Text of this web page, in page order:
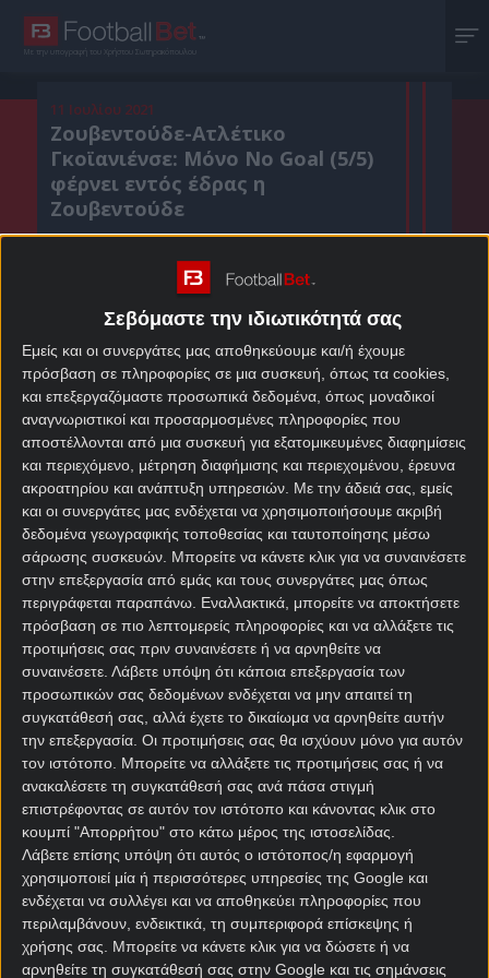
Σεβόμαστε την ιδιωτικότητά σας
Εμείς και οι συνεργάτες μας αποθηκεύουμε και/ή έχουμε
πρόσβαση σε πληροφορίες σε μια συσκευή, όπως τα cookies,
και επεξεργαζόμαστε προσωπικά δεδομένα, όπως μοναδικοί
αναγνωριστικοί και προσαρμοσμένες πληροφορίες που
αποστέλλονται από μια συσκευή για εξατομικευμένες διαφημίσεις
και περιεχόμενο, μέτρηση διαφήμισης και περιεχομένου, έρευνα
ακροατηρίου και ανάπτυξη υπηρεσιών. Με την άδειά σας, εμείς
και οι συνεργάτες μας ενδέχεται να χρησιμοποιήσουμε ακριβή
δεδομένα γεωγραφικής τοποθεσίας και ταυτοποίησης μέσω
σάρωσης συσκευών. Μπορείτε να κάνετε κλικ για να συναινέσετε
στην επεξεργασία από εμάς και τους συνεργάτες μας όπως
περιγράφεται παραπάνω. Εναλλακτικά, μπορείτε να αποκτήσετε
πρόσβαση σε πιο λεπτομερείς πληροφορίες και να αλλάξετε τις
προτιμήσεις σας πριν συναινέσετε ή να αρνηθείτε να
συναινέσετε. Λάβετε υπόψη ότι κάποια επεξεργασία των
προσωπικών σας δεδομένων ενδέχεται να μην απαιτεί τη
συγκατάθεσή σας, αλλά έχετε το δικαίωμα να αρνηθείτε αυτήν
την επεξεργασία. Οι προτιμήσεις σας θα ισχύουν μόνο για αυτόν
τον ιστότοπο. Μπορείτε να αλλάξετε τις προτιμήσεις σας ή να
ανακαλέσετε τη συγκατάθεσή σας ανά πάσα στιγμή
επιστρέφοντας σε αυτόν τον ιστότοπο και κάνοντας κλικ στο
κουμπί "Απορρήτου" στο κάτω μέρος της ιστοσελίδας.
Λάβετε επίσης υπόψη ότι αυτός ο ιστότοπος/η εφαρμογή
χρησιμοποιεί μία ή περισσότερες υπηρεσίες της Google και
ενδέχεται να συλλέγει και να αποθηκεύει πληροφορίες που
περιλαμβάνουν, ενδεικτικά, τη συμπεριφορά επίσκεψης ή
χρήσης σας. Μπορείτε να κάνετε κλικ για να δώσετε ή να
αρνηθείτε τη συγκατάθεσή σας στην Google και τις σημάνσεις
Με την υπογραφή του Χρήστου Σωτηρακόπουλου
11 Ιουλίου 2021
Ζουβεντούδε-Ατλέτικο
Γκοϊανιένσε: Μόνο No Goal (5/5)
φέρνει εντός έδρας η
Ζουβεντούδε
Κοιν. :
Πρόσθεσε το Footballbet.gr στην Google
ΣΤΟΙΧΗΜΑΤΙΚΕΣ ΠΡΟΣΦΟΡΕΣ *
Αρχική Σελίδα
Χρήστος Σωτηρακόπουλος
Προγνωστικά
Βαθμολογίες - Στατιστικά
Κουπόνι
Πρόγραμμα TV
Προσφορές*
Για όλες τιςΠροσφορές: *Ισχύουν όροι και